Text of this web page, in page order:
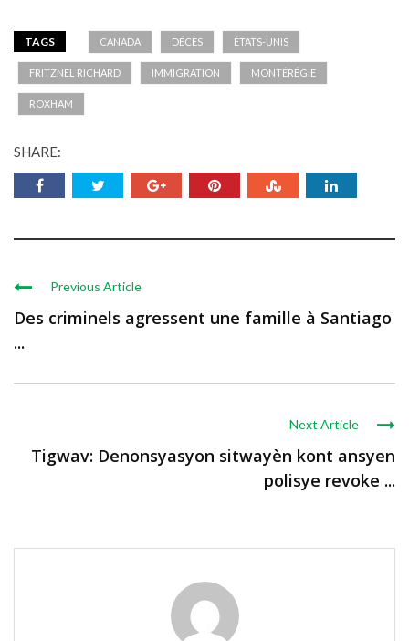
TAGS CANADA DÉCÈS ÉTATS-UNIS
FRITZNEL RICHARD IMMIGRATION MONTÉRÉGIE
ROXHAM
SHARE:
Previous Article
Des criminels agressent une famille à Santiago
...
Next Article
Tigwav: Denonsyasyon sitwayèn kont ansyen
polisye revoke ...